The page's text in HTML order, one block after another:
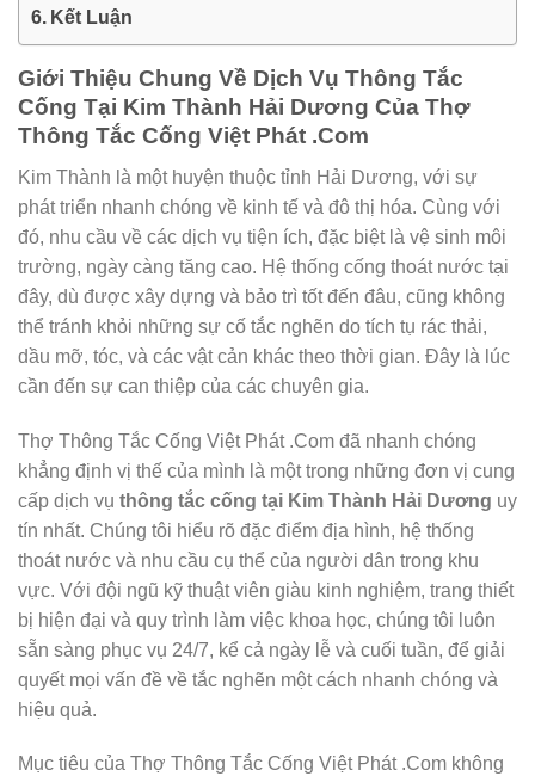
Kết Luận
Giới Thiệu Chung Về Dịch Vụ Thông Tắc
Cống Tại Kim Thành Hải Dương Của Thợ
Thông Tắc Cống Việt Phát .Com
Kim Thành là một huyện thuộc tỉnh Hải Dương, với sự
phát triển nhanh chóng về kinh tế và đô thị hóa. Cùng với
đó, nhu cầu về các dịch vụ tiện ích, đặc biệt là vệ sinh môi
trường, ngày càng tăng cao. Hệ thống cống thoát nước tại
đây, dù được xây dựng và bảo trì tốt đến đâu, cũng không
thể tránh khỏi những sự cố tắc nghẽn do tích tụ rác thải,
dầu mỡ, tóc, và các vật cản khác theo thời gian. Đây là lúc
cần đến sự can thiệp của các chuyên gia.
Thợ Thông Tắc Cống Việt Phát .Com đã nhanh chóng
khẳng định vị thế của mình là một trong những đơn vị cung
cấp dịch vụ thông tắc cống tại Kim Thành Hải Dương uy
tín nhất. Chúng tôi hiểu rõ đặc điểm địa hình, hệ thống
thoát nước và nhu cầu cụ thể của người dân trong khu
vực. Với đội ngũ kỹ thuật viên giàu kinh nghiệm, trang thiết
bị hiện đại và quy trình làm việc khoa học, chúng tôi luôn
sẵn sàng phục vụ 24/7, kể cả ngày lễ và cuối tuần, để giải
quyết mọi vấn đề về tắc nghẽn một cách nhanh chóng và
hiệu quả.
Mục tiêu của Thợ Thông Tắc Cống Việt Phát .Com không